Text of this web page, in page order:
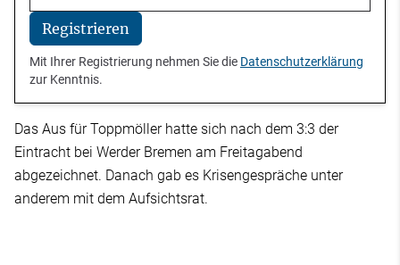
Registrieren
Mit Ihrer Registrierung nehmen Sie die Datenschutzerklärung
zur Kenntnis.
Das Aus für Toppmöller hatte sich nach dem 3:3 der
Eintracht bei Werder Bremen am Freitagabend
abgezeichnet. Danach gab es Krisengespräche unter
anderem mit dem Aufsichtsrat.